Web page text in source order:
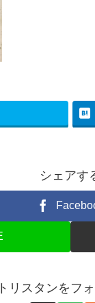
シェアす
トリスタンをフ